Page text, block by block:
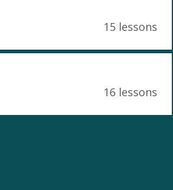
15 lessons
16 lessons